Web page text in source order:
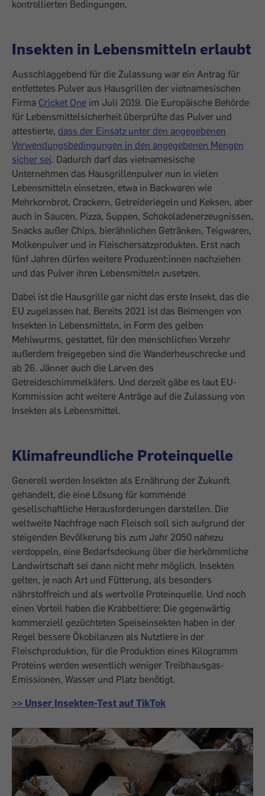
kontrollierten Bedingungen.
Insekten in Lebensmitteln erlaubt
Ausschlaggebend für die Zulassung war ein Antrag für
entfettetes Pulver aus Hausgrillen der vietnamesischen
Firma Cricket One im Juli 2019. Die Europäische Behörde
für Lebensmittelsicherheit überprüfte das Pulver und
attestierte, dass der Einsatz unter den angegebenen
Verwendungsbedingungen in den angegebenen Mengen
sicher sei. Dadurch darf das vietnamesische
Unternehmen das Hausgrillenpulver nun in vielen
Lebensmitteln einsetzen, etwa in Backwaren wie
Mehrkornbrot, Crackern, Getreideriegeln und Keksen, aber
auch in Saucen, Pizza, Suppen, Schokoladenerzeugnissen,
Snacks außer Chips, bierähnlichen Getränken, Teigwaren,
Molkenpulver und in Fleischersatzprodukten. Erst nach
fünf Jahren dürfen weitere Produzent:innen nachziehen
und das Pulver ihren Lebensmitteln zusetzen.
Dabei ist die Hausgrille gar nicht das erste Insekt, das die
EU zugelassen hat. Bereits 2021 ist das Beimengen von
Insekten in Lebensmitteln, in Form des gelben
Mehlwurms, gestattet, für den menschlichen Verzehr
außerdem freigegeben sind die Wanderheuschrecke und
ab 26. Jänner auch die Larven des
Getreideschimmelkäfers. Und derzeit gäbe es laut EU-
Kommission acht weitere Anträge auf die Zulassung von
Insekten als Lebensmittel.
Klimafreundliche Proteinquelle
Generell werden Insekten als Ernährung der Zukunft
gehandelt, die eine Lösung für kommende
gesellschaftliche Herausforderungen darstellen. Die
weltweite Nachfrage nach Fleisch soll sich aufgrund der
steigenden Bevölkerung bis zum Jahr 2050 nahezu
verdoppeln, eine Bedarfsdeckung über die herkömmliche
Landwirtschaft sei dann nicht mehr möglich. Insekten
gelten, je nach Art und Fütterung, als besonders
nährstoffreich und als wertvolle Proteinquelle. Und noch
einen Vorteil haben die Krabbeltiere: Die gegenwärtig
kommerziell gezüchteten Speiseinsekten haben in der
Regel bessere Ökobilanzen als Nutztiere in der
Fleischproduktion, für die Produktion eines Kilogramm
Proteins werden wesentlich weniger Treibhausgas-
Emissionen, Wasser und Platz benötigt.
>> Unser Insekten-Test auf TikTok